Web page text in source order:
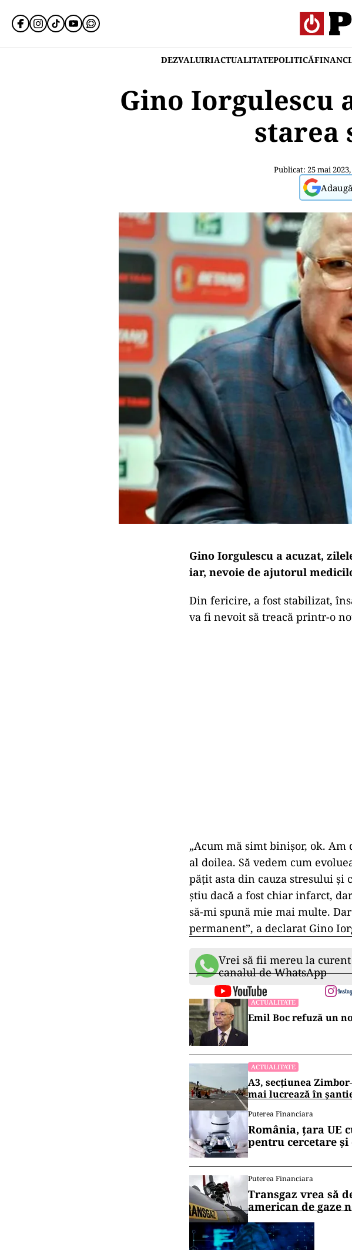
DEZVALUIRIACTUALITATEPOLITICĂ
Gino Iorgulescu
starea
Publicat: 25 mai
Gino Iorgulescu a acuzat,
iar, nevoie de ajutorul
Din fericire, a fost stabilizat,
va fi nevoit să treacă printr-o
„Acum mă simt binișor, ok. Am
al doilea. Să vedem cum
pățit asta din cauza stresului și
știu dacă a fost chiar infarct,
să-mi spună mie mai multe.
permanent”, a declarat Gino
Vrei să fii mereu la
canalul de WhatsApp
ACTUALITATE
Emil Boc refuză un
ACTUALITATE
A3, secțiunea
mai lucrează în
Puterea Financiara
România, țara UE
pentru cercetare și
Puterea Financiara
Transgaz vrea să
american de gaze